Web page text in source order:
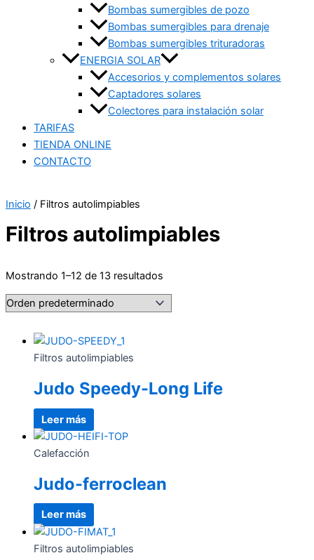
Bombas sumergibles de pozo
Bombas sumergibles para drenaje
Bombas sumergibles trituradoras
ENERGIA SOLAR
Accesorios y complementos solares
Captadores solares
Colectores para instalación solar
TARIFAS
TIENDA ONLINE
CONTACTO
Inicio / Filtros autolimpiables
Filtros autolimpiables
Mostrando 1–12 de 13 resultados
Filtros autolimpiables
Judo Speedy-Long Life
Leer más
Calefacción
Judo-ferroclean
Leer más
Filtros autolimpiables